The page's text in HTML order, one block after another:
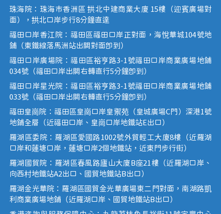
珠海院：珠海市香洲區 拱北中建商業大廈 15樓（迎賓廣場對
面），拱北口岸步行8分鐘直達
福田口岸香江院：福田區福田口岸正對面，海悅華城104號地
鋪（東鐵線落馬洲站出關對面即到）
福田口岸廣場院：福田區裕亨路3-1號福田口岸商業廣場地鋪
034號（福田口岸出關右轉直行5分鐘即到）
福田口岸星光院：福田區裕亨路3-1號福田口岸商業廣場地鋪
033號（福田口岸出關右轉直行5分鐘即到）
福田皇崗院：福田區皇崗口岸皇禦苑（皇城廣場C門）深港1號
地鋪全層（近福田口岸、皇崗口岸地鐵站E出口）
羅湖區委院：羅湖區愛國路1002號外貿輕工大廈8樓（近羅湖
口岸和蓮塘口岸，蓮塘口岸2個地鐵站，近東門步行街）
羅湖國貿院：羅湖區春風路廬山大廈B座21樓（近羅湖口岸、
向西村地鐵站A2出口、國貿地鐵站B出口）
羅湖金光華院：羅湖區國貿金光華廣場東二門對面，南湖路凱
利商業廣場地鋪（近羅湖口岸、國貿地鐵站B出口）